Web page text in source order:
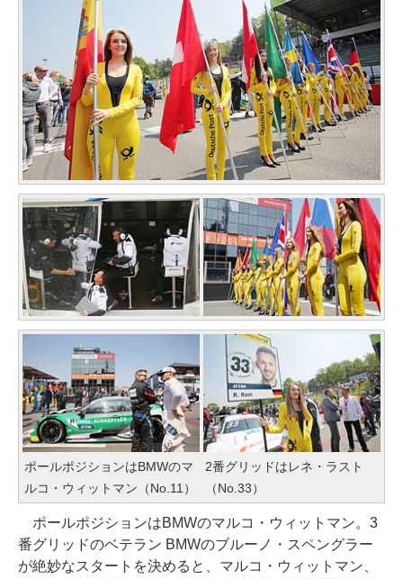
ポールポジションはBMWのマ
ルコ・ウィットマン（No.11）
2番グリッドはレネ・ラスト
（No.33）
ポールポジションはBMWのマルコ・ウィットマン。3
番グリッドのベテラン BMWのブルーノ・スペングラー
が絶妙なスタートを決めると、マルコ・ウィットマン、